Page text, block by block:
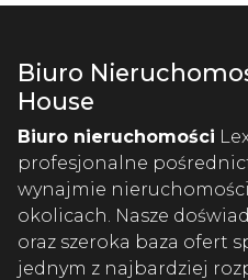
Biuro
House
Biuro nieruchomości
profesjonalne
wynajmie nieruchomości
okolicach. Nasze
oraz szeroka baza ofert
jednym z najbardziej